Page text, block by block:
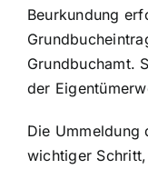
Beurkundung
Grundbuchamt.
der
Die Ummeldung
wichtiger